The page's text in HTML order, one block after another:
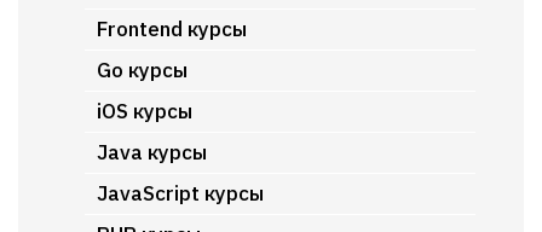
Frontend курсы
Go курсы
iOS курсы
Java курсы
JavaScript курсы